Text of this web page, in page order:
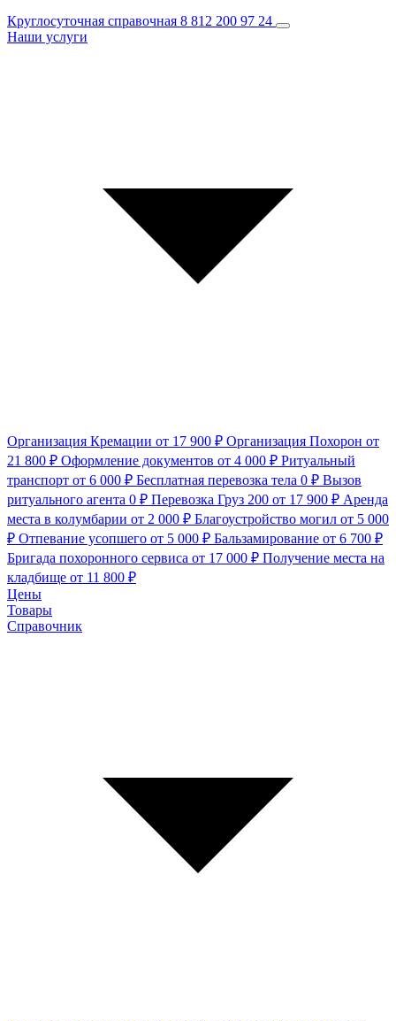
Круглосуточная справочная 8 812 200 97 24
Наши услуги
Организация Кремации от 17 900 ₽ Организация Похорон от
21 800 ₽ Оформление документов от 4 000 ₽ Ритуальный
транспорт от 6 000 ₽ Бесплатная перевозка тела 0 ₽ Вызов
ритуального агента 0 ₽ Перевозка Груз 200 от 17 900 ₽ Аренда
места в колумбарии от 2 000 ₽ Благоустройство могил от 5 000
₽ Отпевание усопшего от 5 000 ₽ Бальзамирование от 6 700 ₽
Бригада похоронного сервиса от 17 000 ₽ Получение места на
кладбище от 11 800 ₽
Цены
Товары
Справочник